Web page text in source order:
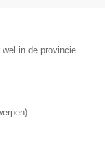
in de provincie
)